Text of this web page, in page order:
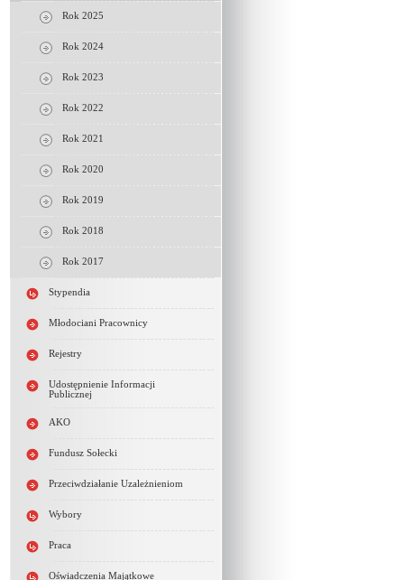
Rok 2025
Rok 2024
Rok 2023
Rok 2022
Rok 2021
Rok 2020
Rok 2019
Rok 2018
Rok 2017
Stypendia
Młodociani Pracownicy
Rejestry
Udostępnienie Informacji
Publicznej
AKO
Fundusz Sołecki
Przeciwdziałanie Uzależnieniom
Wybory
Praca
Oświadczenia Majątkowe